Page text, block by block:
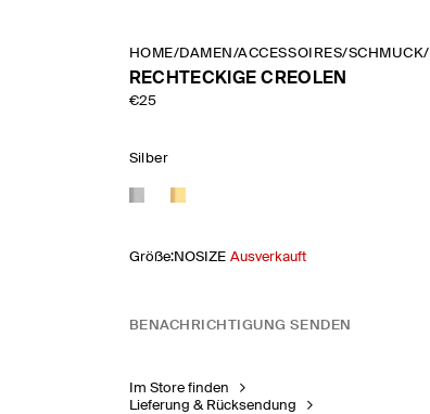
HOME/DAMEN /ACCESSOIRES/SCHMUCK/
RECHTECKIGE CREOLEN
€25
Silber
Größe:NOSIZE Ausverkauft
BENACHRICHTIGUNG SENDEN
Im Store finden
Lieferung & Rücksendung